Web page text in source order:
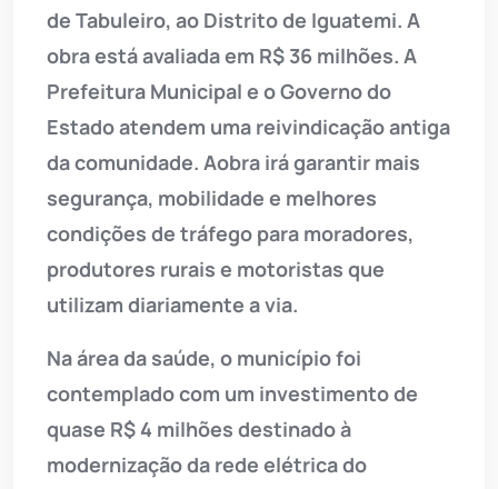
de Tabuleiro, ao Distrito de Iguatemi. A
obra está avaliada em R$ 36 milhões. A
Prefeitura Municipal e o Governo do
Estado atendem uma reivindicação antiga
da comunidade. Aobra irá garantir mais
segurança, mobilidade e melhores
condições de tráfego para moradores,
produtores rurais e motoristas que
utilizam diariamente a via.
Na área da saúde, o município foi
contemplado com um investimento de
quase R$ 4 milhões destinado à
modernização da rede elétrica do